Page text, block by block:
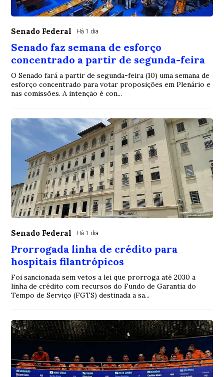
Senado Federal Há 1 dia
Senado faz semana de esforço
concentrado a partir de segunda-feira
O Senado fará a partir de segunda-feira (10) uma semana de
esforço concentrado para votar proposições em Plenário e
nas comissões. A intenção é con...
Senado Federal Há 1 dia
Prorrogada linha de crédito para
hospitais filantrópicos
Foi sancionada sem vetos a lei que prorroga até 2030 a
linha de crédito com recursos do Fundo de Garantia do
Tempo de Serviço (FGTS) destinada a sa...